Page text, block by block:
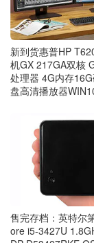
新到货惠普HP
机GX 217GA双核
处理器 4G内存
盘高清播放器
售完存档：英特尔
ore i5-3427U